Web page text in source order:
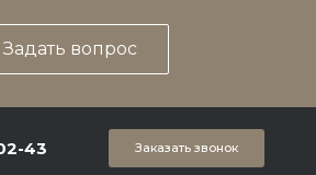
Задать вопрос
43 Заказать звонок